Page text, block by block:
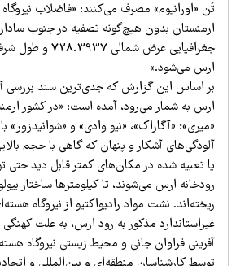
«اورانیوم» مصرف می‌کنند: «فاضلاب نیروگاه اتمی
بدون هیچ‌گونه تصفیه در جنوب ساداراک
می‌شود.»
اساس این گزارش که جدی‌ترین سند بررسی
به شمار می‌رود، آمده است: «در کشور
«آگاراک»، «نیو وادی» و «شوانیدزور» با
آشکار و پنهان که گاهی با حجم بالایی
تعبیه شده در مکان‌های کمتر قابل دید حتی توسط
ارس می‌شوند، تا کیلومترها ساختار
نشت مواد رادیواکتیو از نیروگاه هسته‌ای و
مذکور به رود ارس، به علت کهنگی
فراوان جانی و محیط زیستی نیروگاه هسته‌ای